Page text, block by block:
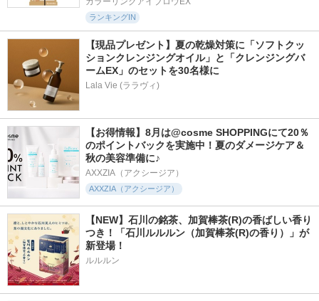
ランキングIN
【現品プレゼント】夏の乾燥対策に「ソフトクッ
ションクレンジングオイル」と「クレンジングバ
ームEX」のセットを30名様に
Lala Vie (ララヴィ)
【お得情報】8月は@cosme SHOPPINGにて20％
のポイントバックを実施中！夏のダメージケア＆
秋の美容準備に♪
AXXZIA（アクシージア）
AXXZIA（アクシージア）
【NEW】石川の銘茶、加賀棒茶(R)の香ばしい香り
つき！「石川ルルルン（加賀棒茶(R)の香り）」が
新登場！
ルルルン